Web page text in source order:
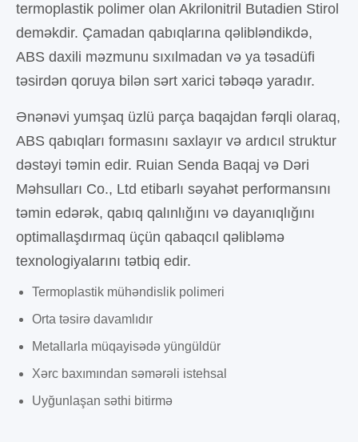
termoplastik polimer olan Akrilonitril Butadien Stirol
deməkdir. Çamadan qabıqlarına qəlibləndikdə,
ABS daxili məzmunu sıxılmadan və ya təsadüfi
təsirdən qoruya bilən sərt xarici təbəqə yaradır.
Ənənəvi yumşaq üzlü parça baqajdan fərqli olaraq,
ABS qabıqları formasını saxlayır və ardıcıl struktur
dəstəyi təmin edir. Ruian Senda Baqaj və Dəri
Məhsulları Co., Ltd etibarlı səyahət performansını
təmin edərək, qabıq qalınlığını və dayanıqlığını
optimallaşdırmaq üçün qabaqcıl qəlibləmə
texnologiyalarını tətbiq edir.
Termoplastik mühəndislik polimeri
Orta təsirə davamlıdır
Metallarla müqayisədə yüngüldür
Xərc baxımından səmərəli istehsal
Uyğunlaşan səthi bitirmə